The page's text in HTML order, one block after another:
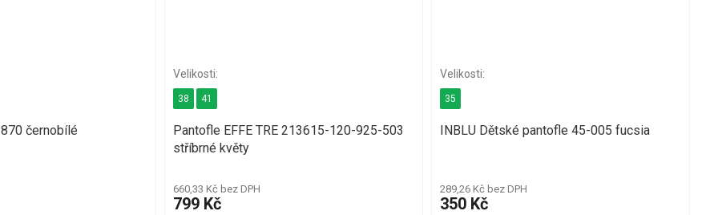
černobílé
Pantofle EFFE TRE 213615-120-925-503
stříbrné květy
660,33 Kč bez DPH
799 Kč
38 41
INBLU Dětské pantofle 45-005 fucsia
289,26 Kč bez DPH
350 Kč
35